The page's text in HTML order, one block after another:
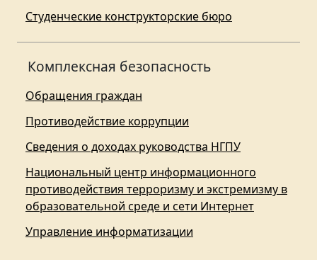
Студенческие конструкторские бюро
Комплексная безопасность
Обращения граждан
Противодействие коррупции
Сведения о доходах руководства НГПУ
Национальный центр информационного
противодействия терроризму и экстремизму в
образовательной среде и сети Интернет
Управление информатизации